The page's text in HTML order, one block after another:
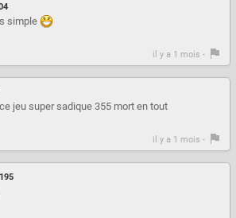
simple
il y a 1 mois -
jeu super sadique 355 mort en tout
il y a 1 mois -